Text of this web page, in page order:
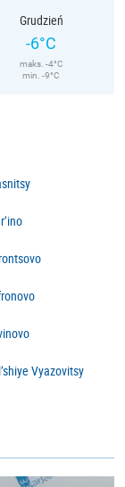
Grudzień
-6°C
maks. -4°C
min. -9°C
Vyazovitsy